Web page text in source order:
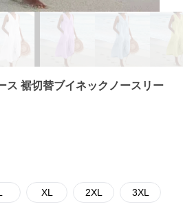
裾切替ブイネックノースリー
XL 2XL 3XL